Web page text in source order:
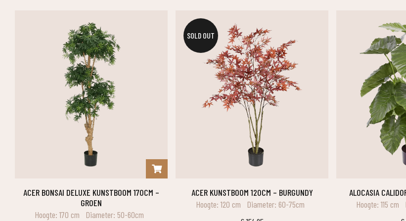
ACER BONSAI DELUXE KUNSTBOOM 170CM –
GROEN
Hoogte: 170 cm
Diameter: 50-60cm
SOLD OUT
ACER KUNSTBOOM 120CM – BURGUNDY
Hoogte: 120 cm
Diameter: 60-75cm
ALOCASIA
Hoogte: 115 cm